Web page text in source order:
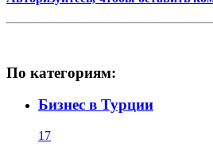
По категориям:
Бизнес в Турции
17